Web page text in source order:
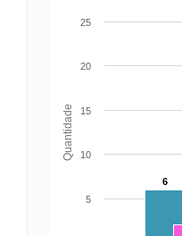
Quantidade
6
5
10
15
20
25